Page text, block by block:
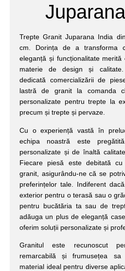
Trepte Granit Juparana India
cm. Dorința de a transforma
eleganță și funcționalitate
materie de design și
dedicată comercializării de
lastră de granit la comanda
personalizate pentru trepte la
precum și trepte și pervaze.
Cu o experiență vastă în
echipa noastră este
personalizate și de înaltă
Fiecare piesă este debitată
granit, asigurându-ne că se
preferințelor tale. Indiferent
exterior pentru o terasă sau o
pentru bucătăria ta sau de
adăuga un plus de eleganță
oferim soluții personalizate și
Granitul este recunoscut
remarcabilă și frumusețea
material ideal pentru diverse